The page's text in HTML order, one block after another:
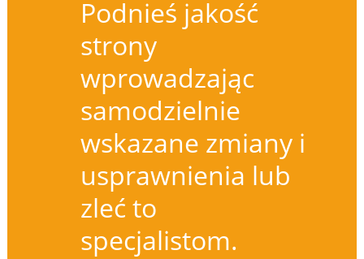
Podnieś jakość
strony
wprowadzając
samodzielnie
wskazane zmiany i
usprawnienia lub
zleć to
specjalistom.